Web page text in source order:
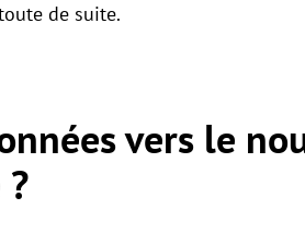
de suite.
vers le